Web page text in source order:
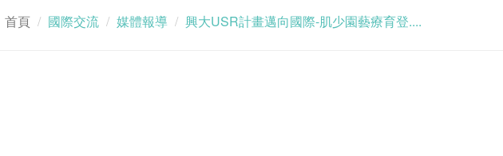
首頁 國際交流 媒體報導 興大USR計畫邁向國際-肌少園藝療育登....